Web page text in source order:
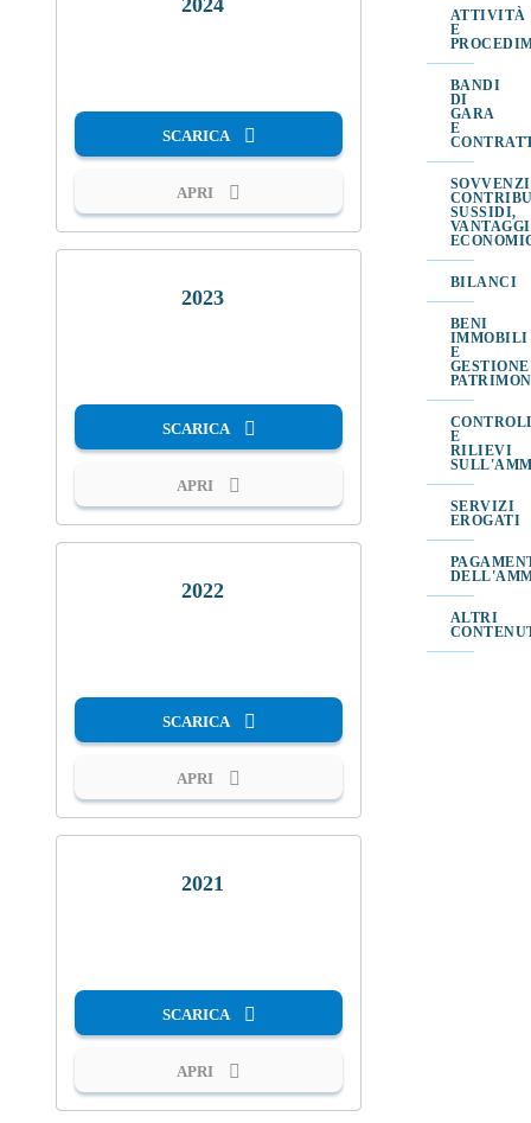
2024
SCARICA
APRI
2023
SCARICA
APRI
2022
SCARICA
APRI
2021
SCARICA
APRI
ATTIVITÀ
E
BANDI
DI
GARA
E
SUSSIDI,
VANTAGGI
BILANCI
BENI
IMMOBILI
E
GESTIONE
E
RILIEVI
SERVIZI
EROGATI
ALTRI